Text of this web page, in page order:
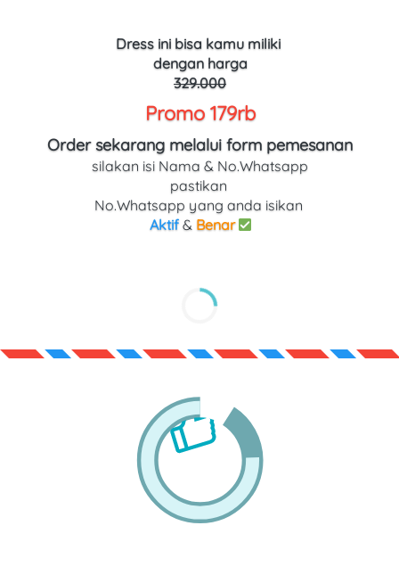
Dress ini bisa kamu miliki
dengan harga
329.000
Promo 179rb
Order sekarang melalui form pemesanan
silakan isi Nama & No.Whatsapp
pastikan
No.Whatsapp yang anda isikan
Aktif & Benar